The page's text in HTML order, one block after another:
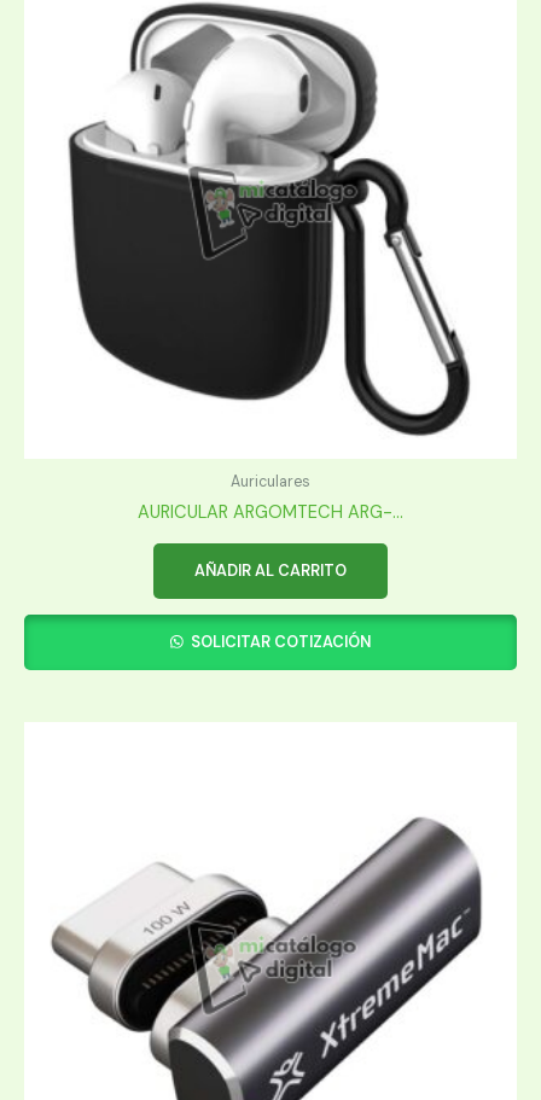
Auriculares
AURICULAR ARGOMTECH ARG-...
AÑADIR AL CARRITO
SOLICITAR COTIZACIÓN